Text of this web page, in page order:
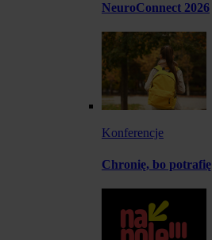
NeuroConnect 2026
Konferencje
Chronię, bo potrafię